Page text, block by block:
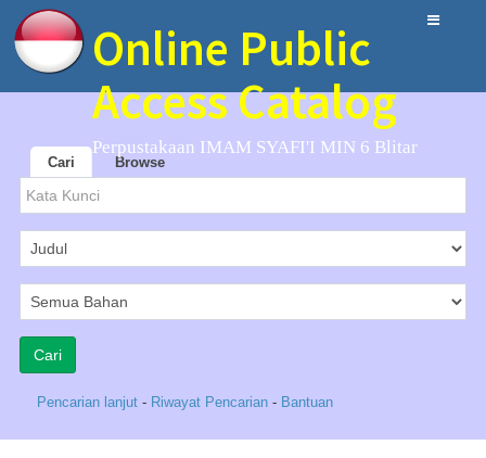
Online Public
Access Catalog
Perpustakaan IMAM SYAFI'I MIN 6 Blitar
Cari Browse
Pencarian lanjut - Riwayat Pencarian - Bantuan